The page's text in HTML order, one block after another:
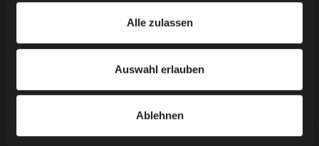
Weitere Informationen zur Verwendung von Cookies
durch uns und unsere Partner und die Verarbeitung Ihrer
personenbezogenen Daten, einschließlich Ihrer Rechte,
Alle zulassen
Auswahl erlauben
Ablehnen
Partnerweb
AGB & AEB